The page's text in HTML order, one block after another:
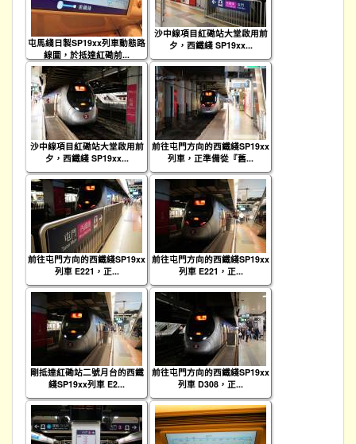
屯馬綫日製SP19xx列車動態路
線圖，於抵達紅磡前...
沙中線項目紅磡站大堂啟用前
夕，西鐵綫 SP19xx...
沙中線項目紅磡站大堂啟用前
夕，西鐵綫 SP19xx...
前往屯門方向的西鐵綫SP19xx
列車，正準備從『舊...
前往屯門方向的西鐵綫SP19xx
列車 E221，正...
前往屯門方向的西鐵綫SP19xx
列車 E221，正...
剛抵達紅磡站二號月台的西鐵
綫SP19xx列車 E2...
前往屯門方向的西鐵綫SP19xx
列車 D308，正...